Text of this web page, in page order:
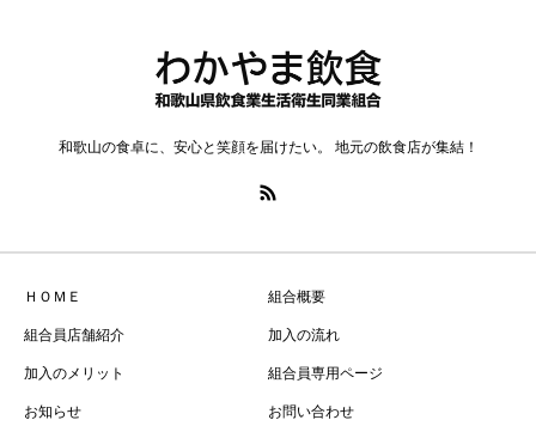
和歌山の食卓に、安心と笑顔を届けたい。 地元の飲食店が集結！
ＨＯＭＥ 組合概要
組合員店舗紹介 加入の流れ
加入のメリット 組合員専用ページ
お知らせ お問い合わせ